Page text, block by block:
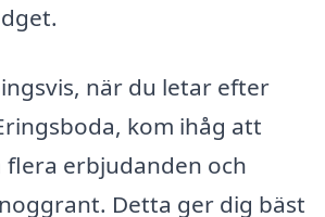
när du letar efter
kom ihåg att
erbjudanden och
Detta ger dig bäst